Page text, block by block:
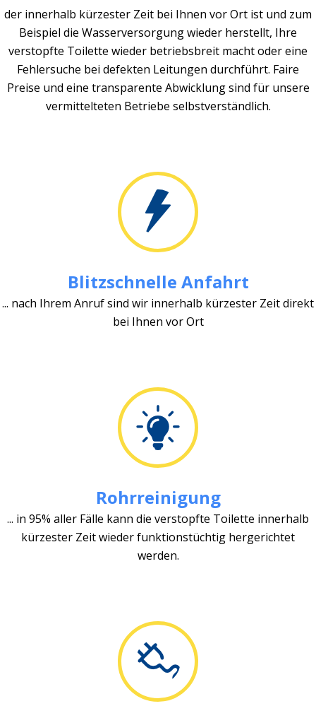
der innerhalb kürzester Zeit bei Ihnen vor Ort ist und zum
Beispiel die Wasserversorgung wieder herstellt, Ihre
verstopfte Toilette wieder betriebsbreit macht oder eine
Fehlersuche bei defekten Leitungen durchführt. Faire
Preise und eine transparente Abwicklung sind für unsere
vermittelteten Betriebe selbstverständlich.
Blitzschnelle Anfahrt
... nach Ihrem Anruf sind wir innerhalb kürzester Zeit direkt
bei Ihnen vor Ort
Rohrreinigung
... in 95% aller Fälle kann die verstopfte Toilette innerhalb
kürzester Zeit wieder funktionstüchtig hergerichtet
werden.